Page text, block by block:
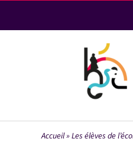
Accueil»Les élèves de